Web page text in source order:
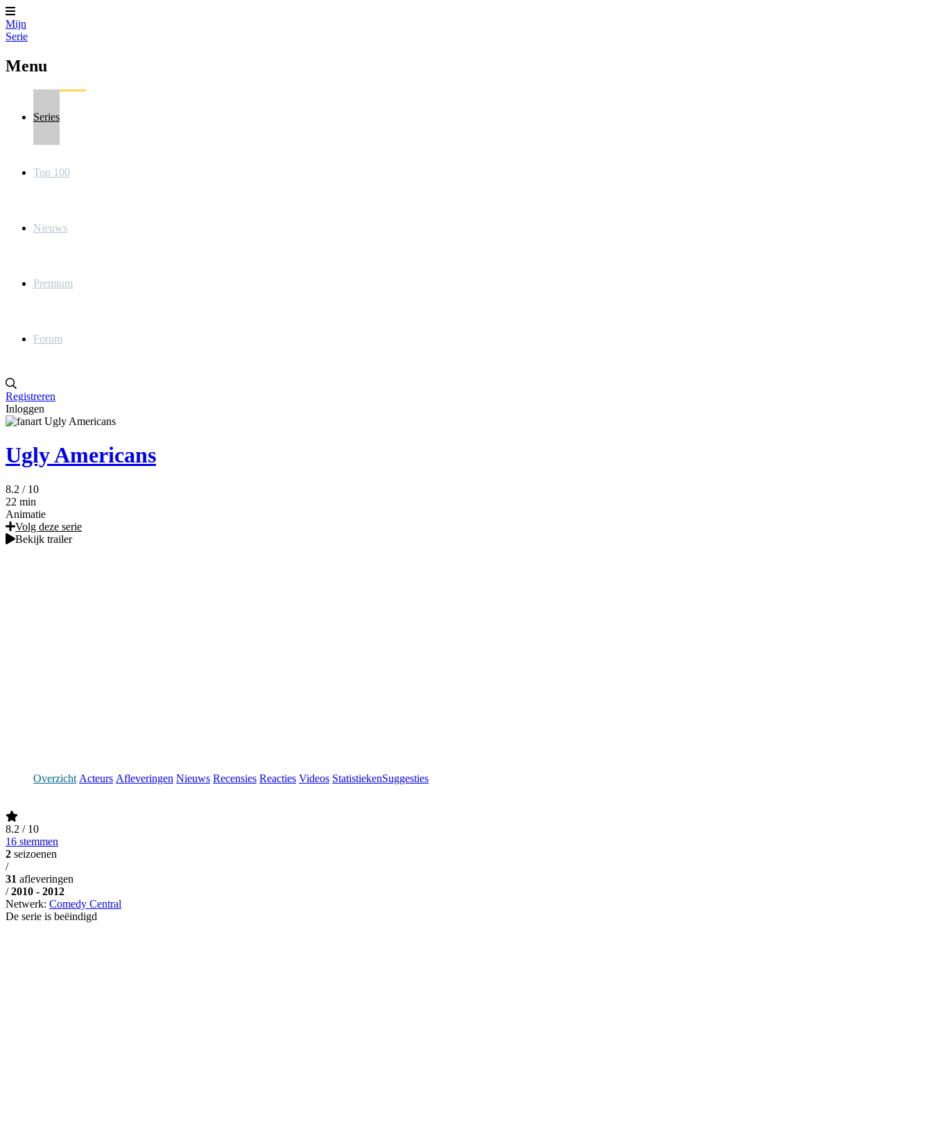
Mijn
Serie
Menu
Series
Top 100
Nieuws
Premium
Forum
Registreren
Inloggen
Ugly Americans
8.2 / 10
22 min
Animatie
Volg deze serie
Bekijk trailer
Overzicht Acteurs Afleveringen Nieuws Recensies Reacties Videos StatistiekenSuggesties
8.2 / 10
16 stemmen
2 seizoenen
/
31 afleveringen
/ 2010 - 2012
Netwerk: Comedy Central
De serie is beëindigd